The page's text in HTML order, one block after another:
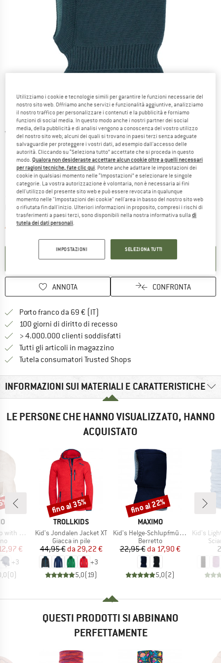
Viste dettagliate
Prezzo:
22,95€ incl. IVA
più Spese di spedizione Informazioni sui costi di spedizione. Si apre in
Articolo purtroppo attualmente esaurito
ATTIVA LA NOTIFICA
ANNOTA CONFRONTA
Porto franco da 69 € (IT)
100 giorni di diritto di recessoVai alla politica di recesso qui
> 4.000.000 clienti soddisfatti
Tutti gli articoli in magazzino
Tutela consumatori Trusted Shops
INFORMAZIONI SUI MATERIALI E CARATTERISTICHE
LE PERSONE CHE HANNO VISUALIZZATO, HANNO
ACQUISTATO
Protector
prodotti
ridotto
€
+3
(0)
MARCHIO
TROLLKIDS
Articolo
Kid's Jondalen Jacket XT
Gruppo di prodotti
Giacca in pile
Prezzo
44,95 € Prezzo ridotto
da 29,22 €
+3
5,0( 19)
Sconto
fino al 35%
MARCHIO
MAXIMO
Articolo
Kid's Helge-Schlupfmütze
Gruppo di prodotti
Berretto
Prezzo
22,95 € Prezzo ridotto
da 17,90 €
5,0(2)
Sconto
fino al 22%
Articolo
Kid's
QUESTI PRODOTTI SI ABBINANO
PERFETTAMENTE
Utilizziamo i cookie e tecnologie simili per garantire le funzioni necessarie del
nostro sito web. Offriamo anche servizi e funzionalità aggiuntive, analizziamo
il nostro traffico per personalizzare i contenuti e la pubblicità e forniamo
funzioni di social media. In questo modo anche i nostri partner dei social
media, della pubblicità e di analisi vengono a conoscenza del vostro utilizzo
del nostro sito web; alcuni dei quali si trovano in paesi terzi senza adeguate
salvaguardie per proteggere i vostri dati, ad esempio dall'accesso delle
autorità. Cliccando su “Seleziona tutto” accettate che si proceda in questo
modo. Qualora non desideraste accettare alcun cookie oltre a quelli necessari
per ragioni tecniche, fate clic qui. Potete anche adattare le impostazioni dei
cookie in qualsiasi momento nelle “Impostazioni” e selezionare le singole
categorie. La vostra autorizzazione è volontaria, non è necessaria ai fini
dell'utilizzo del presente sito web e può essere revocata in qualunque
momento nelle "Impostazioni dei cookie" nell'area in basso del nostro sito web
o rifiutata fin dall'inizio. Ulteriori informazioni in proposito, compresi i rischi di
trasferimenti a paesi terzi, sono disponibili nella nostra informativa sulladi
tutela dei dati personali.
IMPOSTAZIONI SELEZIONA TUTTI